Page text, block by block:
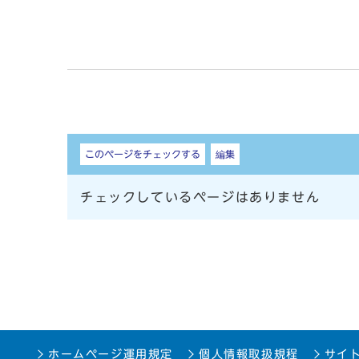
しおり
このページをチェックする 編集
チェックしているページはありません
ホームページ運用規定 個人情報取扱規程 サイ